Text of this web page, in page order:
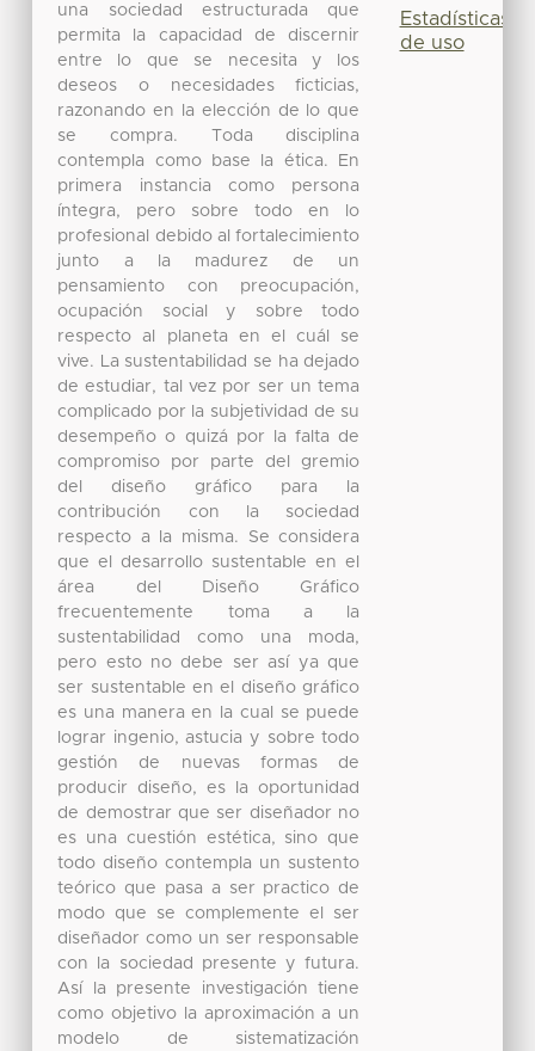
una sociedad estructurada que
permita la capacidad de discernir
entre lo que se necesita y los
deseos o necesidades ficticias,
razonando en la elección de lo que
se compra. Toda disciplina
contempla como base la ética. En
primera instancia como persona
íntegra, pero sobre todo en lo
profesional debido al fortalecimiento
junto a la madurez de un
pensamiento con preocupación,
ocupación social y sobre todo
respecto al planeta en el cuál se
vive. La sustentabilidad se ha dejado
de estudiar, tal vez por ser un tema
complicado por la subjetividad de su
desempeño o quizá por la falta de
compromiso por parte del gremio
del diseño gráfico para la
contribución con la sociedad
respecto a la misma. Se considera
que el desarrollo sustentable en el
área del Diseño Gráfico
frecuentemente toma a la
sustentabilidad como una moda,
pero esto no debe ser así ya que
ser sustentable en el diseño gráfico
es una manera en la cual se puede
lograr ingenio, astucia y sobre todo
gestión de nuevas formas de
producir diseño, es la oportunidad
de demostrar que ser diseñador no
es una cuestión estética, sino que
todo diseño contempla un sustento
teórico que pasa a ser practico de
modo que se complemente el ser
diseñador como un ser responsable
con la sociedad presente y futura.
Así la presente investigación tiene
como objetivo la aproximación a un
modelo de sistematización
Estadísticas
de uso